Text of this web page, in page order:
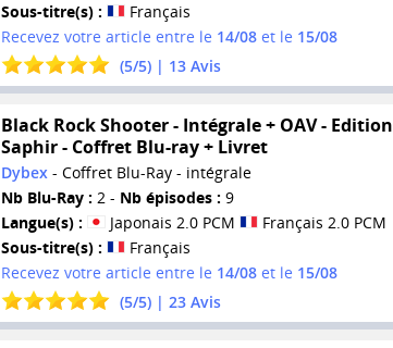
Sous-titre(s) :
Français
Recevez votre article entre le 14/08et le 15/08
(5/5) | 13Avis
Black Rock Shooter - Intégrale + OAV - Edition
Saphir - Coffret Blu-ray + Livret
Dybex- Coffret Blu-Ray - intégrale
Nb Blu-Ray : 2 - Nb épisodes : 9
Langue(s) :
Japonais 2.0 PCM
Français 2.0 PCM
Sous-titre(s) :
Français
Recevez votre article entre le 14/08et le 15/08
(5/5) | 23Avis